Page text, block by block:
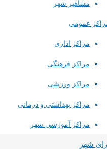
مشاهیر شهر
عمومی
مراکز اداری
مراکز فرهنگی
مراکز ورزشی
مراکز بهداشتی و درمانی
مراکز آموزشی شهر
شهر
آب محله قاسم آباد